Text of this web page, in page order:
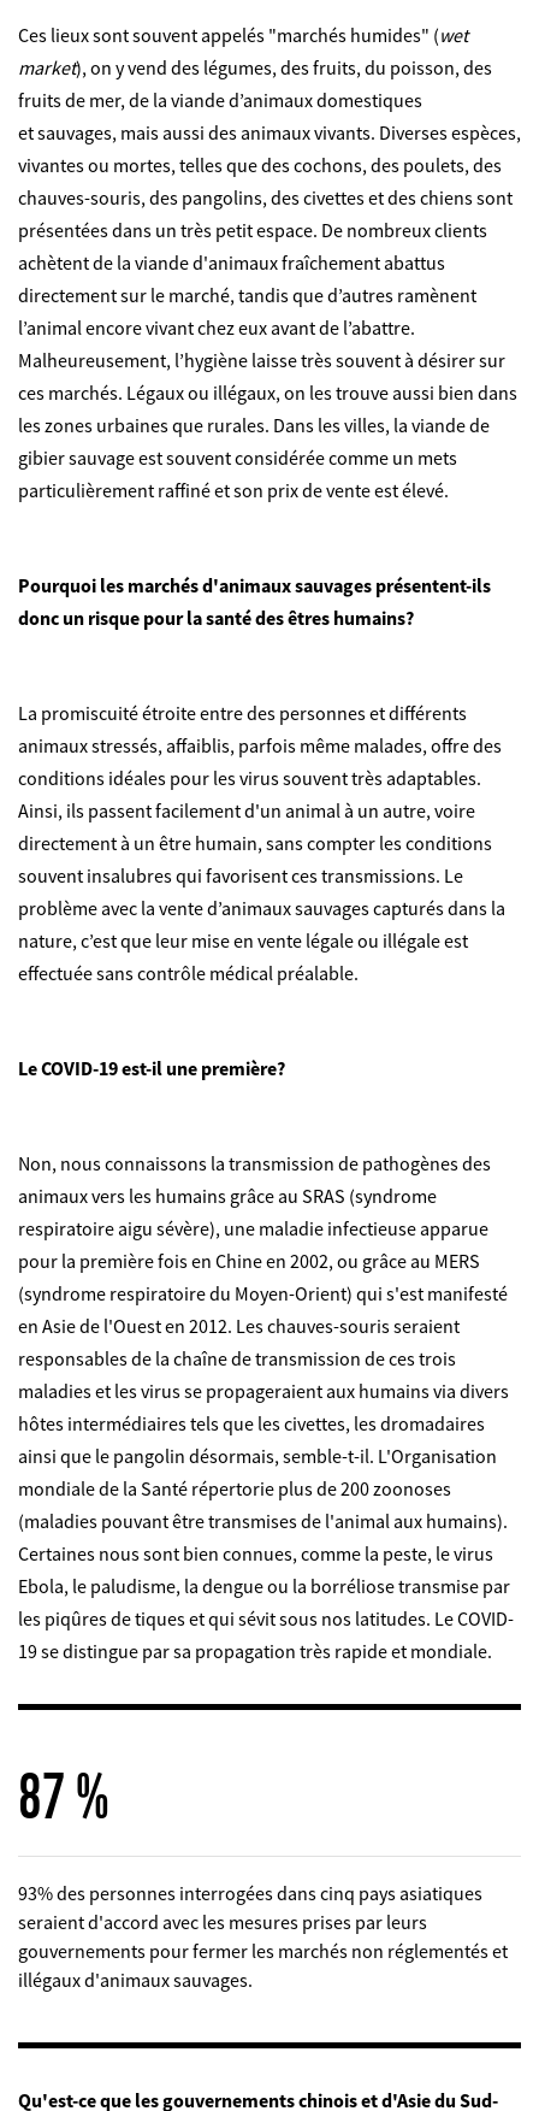
Ces lieux sont souvent appelés "marchés humides" (wet
market), on y vend des légumes, des fruits, du poisson, des
fruits de mer, de la viande d’animaux domestiques
et sauvages, mais aussi des animaux vivants. Diverses espèces,
vivantes ou mortes, telles que des cochons, des poulets, des
chauves-souris, des pangolins, des civettes et des chiens sont
présentées dans un très petit espace. De nombreux clients
achètent de la viande d'animaux fraîchement abattus
directement sur le marché, tandis que d’autres ramènent
l’animal encore vivant chez eux avant de l’abattre.
Malheureusement, l’hygiène laisse très souvent à désirer sur
ces marchés. Légaux ou illégaux, on les trouve aussi bien dans
les zones urbaines que rurales. Dans les villes, la viande de
gibier sauvage est souvent considérée comme un mets
particulièrement raffiné et son prix de vente est élevé.
Pourquoi les marchés d'animaux sauvages présentent-ils
donc un risque pour la santé des êtres humains?
La promiscuité étroite entre des personnes et différents
animaux stressés, affaiblis, parfois même malades, offre des
conditions idéales pour les virus souvent très adaptables.
Ainsi, ils passent facilement d'un animal à un autre, voire
directement à un être humain, sans compter les conditions
souvent insalubres qui favorisent ces transmissions. Le
problème avec la vente d’animaux sauvages capturés dans la
nature, c’est que leur mise en vente légale ou illégale est
effectuée sans contrôle médical préalable.
Le COVID-19 est-il une première?
Non, nous connaissons la transmission de pathogènes des
animaux vers les humains grâce au SRAS (syndrome
respiratoire aigu sévère), une maladie infectieuse apparue
pour la première fois en Chine en 2002, ou grâce au MERS
(syndrome respiratoire du Moyen-Orient) qui s'est manifesté
en Asie de l'Ouest en 2012. Les chauves-souris seraient
responsables de la chaîne de transmission de ces trois
maladies et les virus se propageraient aux humains via divers
hôtes intermédiaires tels que les civettes, les dromadaires
ainsi que le pangolin désormais, semble-t-il. L'Organisation
mondiale de la Santé répertorie plus de 200 zoonoses
(maladies pouvant être transmises de l'animal aux humains).
Certaines nous sont bien connues, comme la peste, le virus
Ebola, le paludisme, la dengue ou la borréliose transmise par
les piqûres de tiques et qui sévit sous nos latitudes. Le COVID-
19 se distingue par sa propagation très rapide et mondiale.
93 %
93% des personnes interrogées dans cinq pays asiatiques
seraient d'accord avec les mesures prises par leurs
gouvernements pour fermer les marchés non réglementés et
illégaux d'animaux sauvages.
Qu'est-ce que les gouvernements chinois et d'Asie du Sud-